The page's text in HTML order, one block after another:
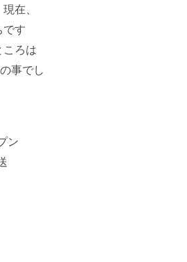
在、
す
ろは
事でし
ン